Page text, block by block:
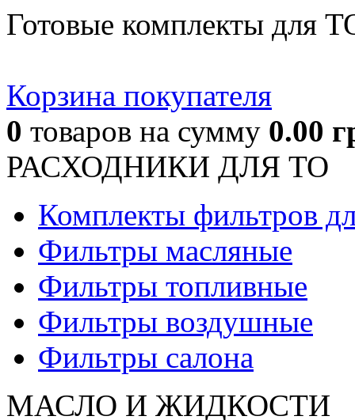
Готовые комплекты для
Корзина покупателя
0 товаров на сумму 0.00
РАСХОДНИКИ ДЛЯ ТО
Комплекты фильтров
Фильтры масляные
Фильтры топливные
Фильтры воздушные
Фильтры салона
МАСЛО И ЖИДКОCТИ